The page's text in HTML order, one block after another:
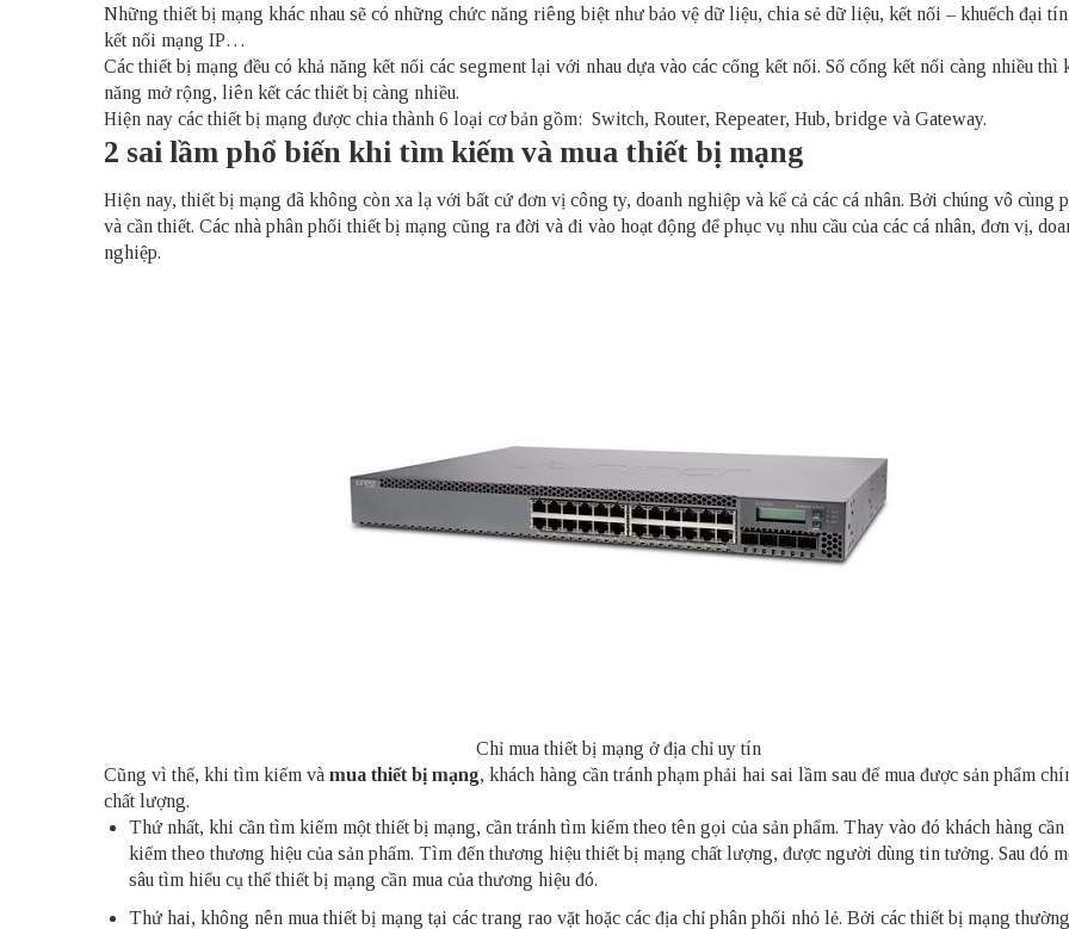
Những thiết bị mạng khác nhau sẽ có những chức năng riêng biệt như bảo vệ dữ liệu, chia sẻ dữ liệu, kết nối – khuếch đại
kết nối mạng IP…
Các thiết bị mạng đều có khả năng kết nối các segment lại với nhau dựa vào các cổng kết nối. Số cổng kết nối càng nhiều thì
năng mở rộng, liên kết các thiết bị càng nhiều.
Hiện nay các thiết bị mạng được chia thành 6 loại cơ bản gồm: Switch, Router, Repeater, Hub, bridge và Gateway.
2 sai lầm phổ biến khi tìm kiếm và mua thiết bị mạng
Hiện nay, thiết bị mạng đã không còn xa lạ với bất cứ đơn vị công ty, doanh nghiệp và kể cả các cá nhân. Bởi chúng vô cùng
và cần thiết. Các nhà phân phối thiết bị mạng cũng ra đời và đi vào hoạt động để phục vụ nhu cầu của các cá nhân, đơn vị,
nghiệp.
Chỉ mua thiết bị mạng ở địa chỉ uy tín
Cũng vì thế, khi tìm kiếm và mua thiết bị mạng, khách hàng cần tránh phạm phải hai sai lầm sau để mua được sản phẩm
chất lượng.
Thứ nhất, khi cần tìm kiếm một thiết bị mạng, cần tránh tìm kiếm theo tên gọi của sản phẩm. Thay vào đó khách hàng cần
kiếm theo thương hiệu của sản phẩm. Tìm đến thương hiệu thiết bị mạng chất lượng, được người dùng tin tưởng. Sau đó
sâu tìm hiểu cụ thể thiết bị mạng cần mua của thương hiệu đó.
Thứ hai, không nên mua thiết bị mạng tại các trang rao vặt hoặc các địa chỉ phân phối nhỏ lẻ. Bởi các thiết bị mạng